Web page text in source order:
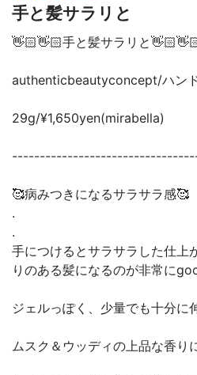
手と髪サラリと
👋🏻👋🏻手と髪サラリと
authenticbeautyconcept/ハン
29g/¥1,650yen(mirabella)
🥰病みつきになるサラサラ感🥰
.
.
手につけるとサラサラした仕上
りのある髪になるのが非常に
ジェルっぽく、少量でも十分に
ムスク＆ウッディの上品な香り